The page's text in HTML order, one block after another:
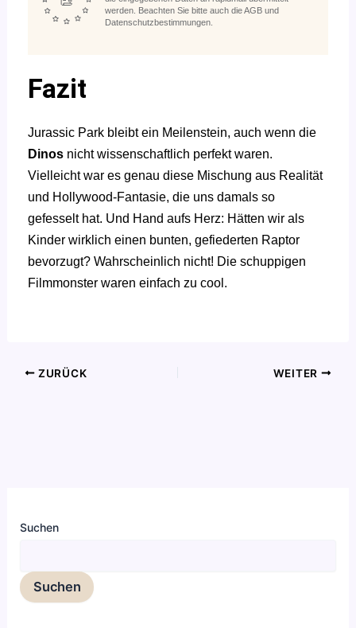
werden. Beachten Sie bitte auch die AGB und
Datenschutzbestimmungen.
Fazit
Jurassic Park bleibt ein Meilenstein, auch wenn die
Dinos nicht wissenschaftlich perfekt waren.
Vielleicht war es genau diese Mischung aus Realität
und Hollywood-Fantasie, die uns damals so
gefesselt hat. Und Hand aufs Herz: Hätten wir als
Kinder wirklich einen bunten, gefiederten Raptor
bevorzugt? Wahrscheinlich nicht! Die schuppigen
Filmmonster waren einfach zu cool.
ZURÜCK WEITER
Suchen
Suchen